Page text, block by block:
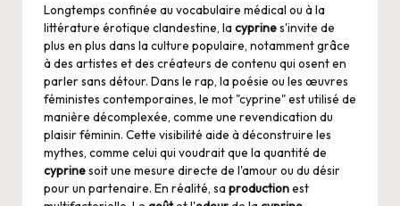
Longtemps confinée au vocabulaire médical ou à la
littérature érotique clandestine, la cyprines'invite de
plus en plus dans la culture populaire, notamment grâce
à des artistes et des créateurs de contenu qui osent en
parler sans détour. Dans le rap, la poésie ou les œuvres
féministes contemporaines, le mot "cyprine" est utilisé de
manière décomplexée, comme une revendication du
plaisir féminin. Cette visibilité aide à déconstruire les
mythes, comme celui qui voudrait que la quantité de
cyprinesoit une mesure directe de l'amour ou du désir
pour un partenaire. En réalité, sa productionest